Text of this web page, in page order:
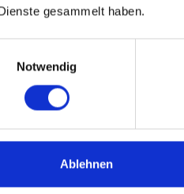
gesammelt haben.
Notwendig
Ablehnen
Performance in Cloud-
erfahren